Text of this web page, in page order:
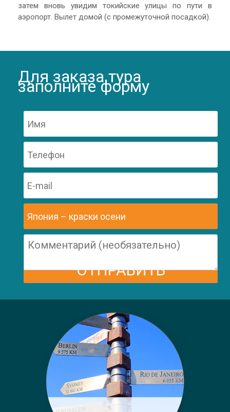
затем вновь увидим токийские улицы по пути в
аэропорт. Вылет домой (с промежуточной посадкой).
Для заказа тура
заполните форму